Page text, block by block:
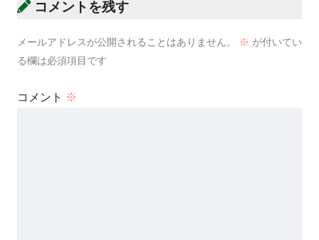
コメントを残す
メールアドレスが公開されることはありません。 ※ が付いてい
る欄は必須項目です
コメント ※